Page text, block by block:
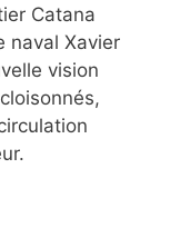
Catana
naval Xavier
vision